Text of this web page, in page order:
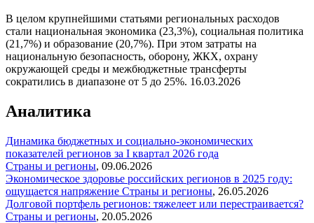
В целом крупнейшими статьями региональных расходов
стали национальная экономика (23,3%), социальная политика
(21,7%) и образование (20,7%). При этом затраты на
национальную безопасность, оборону, ЖКХ, охрану
окружающей среды и межбюджетные трансферты
сократились в диапазоне от 5 до 25%. 16.03.2026
Аналитика
Динамика бюджетных и социально-экономических
показателей регионов за I квартал 2026 года
Страны и регионы, 09.06.2026
Экономическое здоровье российских регионов в 2025 году:
ощущается напряжение Страны и регионы, 26.05.2026
Долговой портфель регионов: тяжелеет или перестраивается?
Страны и регионы, 20.05.2026